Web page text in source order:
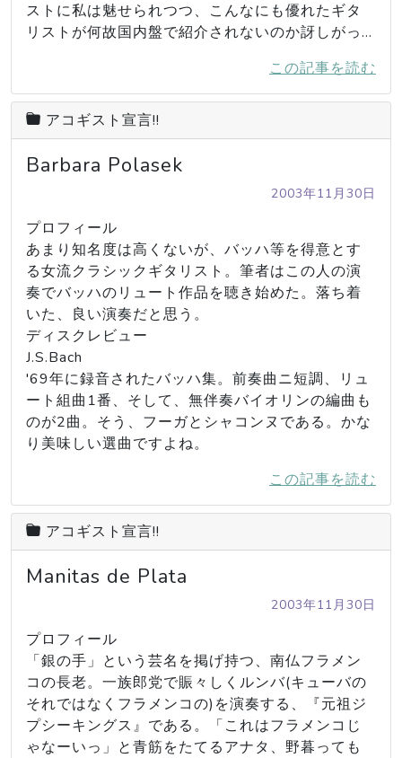
ストに私は魅せられつつ、こんなにも優れたギタ
リストが何故国内盤で紹介されないのか訝しがっ…
この記事を読む
アコギスト宣言!!
Barbara Polasek
2003年11月30日
プロフィール
あまり知名度は高くないが、バッハ等を得意とす
る女流クラシックギタリスト。筆者はこの人の演
奏でバッハのリュート作品を聴き始めた。落ち着
いた、良い演奏だと思う。
ディスクレビュー
J.S.Bach
'69年に録音されたバッハ集。前奏曲ニ短調、リュ
ート組曲1番、そして、無伴奏バイオリンの編曲も
のが2曲。そう、フーガとシャコンヌである。かな
り美味しい選曲ですよね。
この記事を読む
アコギスト宣言!!
Manitas de Plata
2003年11月30日
プロフィール
「銀の手」という芸名を掲げ持つ、南仏フラメン
コの長老。一族郎党で賑々しくルンバ(キューバの
それではなくフラメンコの)を演奏する、『元祖ジ
プシーキングス』である。「これはフラメンコじ
ゃなーいっ」と青筋をたてるアナタ、野暮っても